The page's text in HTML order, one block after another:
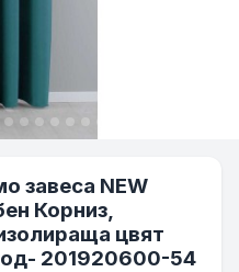
завеса NEW
Корниз,
цвят
201920600-54